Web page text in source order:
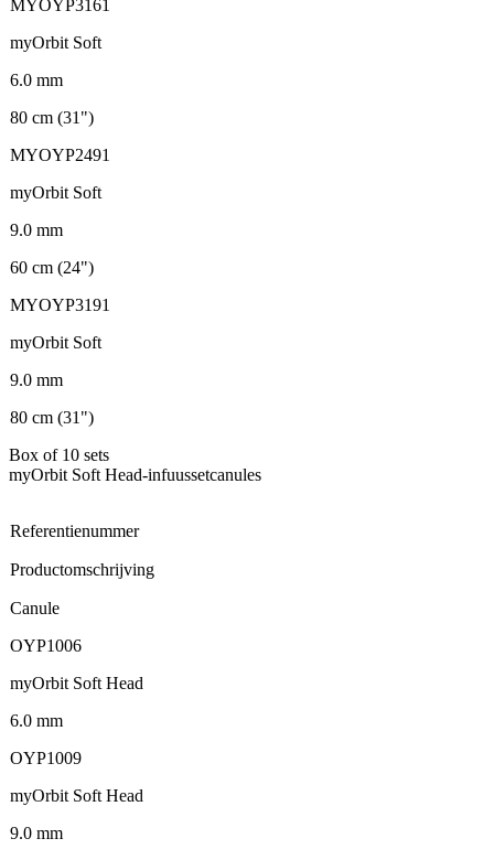
MYOYP3161
myOrbit Soft
6.0 mm
80 cm (31")
MYOYP2491
myOrbit Soft
9.0 mm
60 cm (24")
MYOYP3191
myOrbit Soft
9.0 mm
80 cm (31")
Box of 10 sets
myOrbit Soft Head-infuussetcanules
Referentienummer
Productomschrijving
Canule
OYP1006
myOrbit Soft Head
6.0 mm
OYP1009
myOrbit Soft Head
9.0 mm